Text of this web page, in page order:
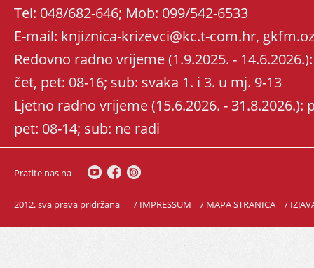
Tel: 048/682-646; Mob: 099/542-6533
E-mail: knjiznica-krizevci@kc.t-com.hr,
Redovno radno vrijeme (1.9.2025. -
čet, pet: 08-16; sub: svaka 1. i 3. u mj. 9-13
Ljetno radno vrijeme (15.6.2026. - 31.8.2026.):
pet: 08-14; sub: ne radi
Pratite nas na
2012. sva prava pridržana / IMPRESSUM / MAPA STRANICA /